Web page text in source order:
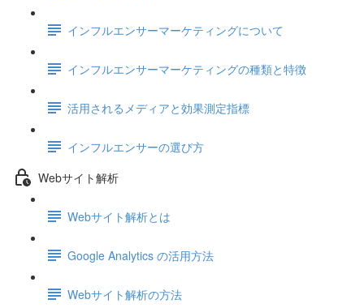
インフルエンサーマーケティングについて
インフルエンサーマーケティングの種類と特徴
活用されるメディアと効果測定指標
インフルエンサーの選び方
Webサイト解析
Webサイト解析とは
Google Analytics の活用方法
Webサイト解析の方法